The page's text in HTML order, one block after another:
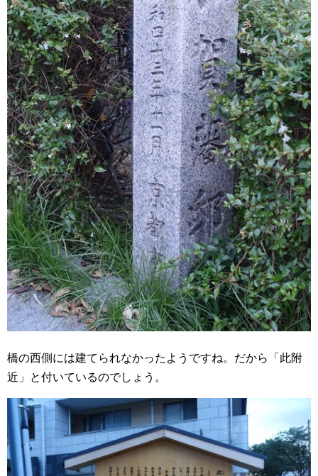
橋の西側には建てられなかったようですね。だから「此附
近」と付いているのでしょう。